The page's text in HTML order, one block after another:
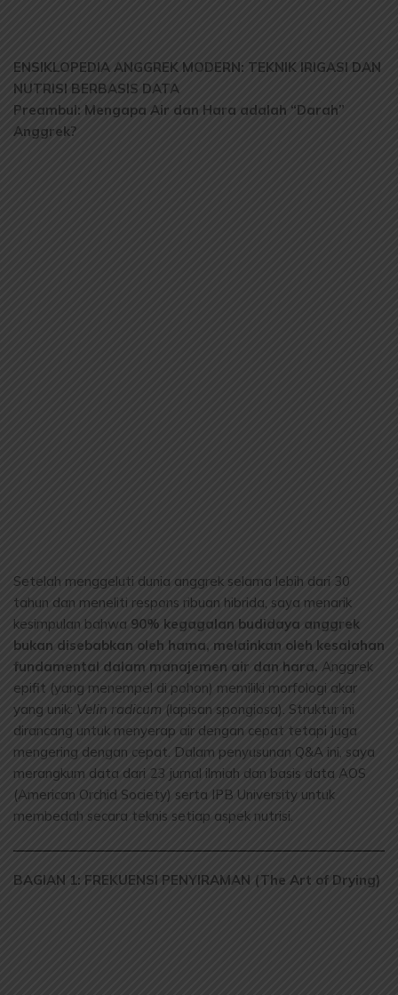
ENSIKLOPEDIA ANGGREK MODERN: TEKNIK IRIGASI DAN
NUTRISI BERBASIS DATA
Preambul: Mengapa Air dan Hara adalah “Darah”
Anggrek?
Setelah menggeluti dunia anggrek selama lebih dari 30
tahun dan meneliti respons ribuan hibrida, saya menarik
kesimpulan bahwa 90% kegagalan budidaya anggrek
bukan disebabkan oleh hama, melainkan oleh kesalahan
fundamental dalam manajemen air dan hara. Anggrek
epifit (yang menempel di pohon) memiliki morfologi akar
yang unik: Velin radicum (lapisan spongiosa). Struktur ini
dirancang untuk menyerap air dengan cepat tetapi juga
mengering dengan cepat. Dalam penyusunan Q&A ini, saya
merangkum data dari 23 jurnal ilmiah dan basis data AOS
(American Orchid Society) serta IPB University untuk
membedah secara teknis setiap aspek nutrisi.
BAGIAN 1: FREKUENSI PENYIRAMAN (The Art of Drying)